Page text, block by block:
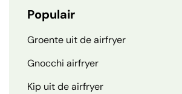
Populair
Groente uit de airfryer
Gnocchi airfryer
Kip uit de airfryer